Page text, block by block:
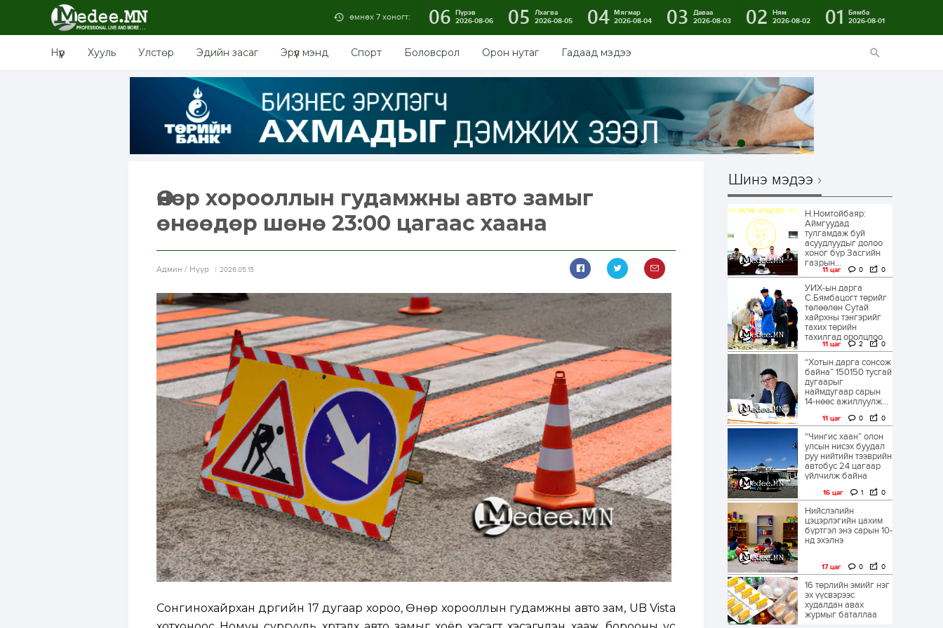
өмнөх 7 хоногт: 06 Пүрэв
2026-08-06
05
Лхагва
2026-08-05
04 Мягмар
2026-08-04
03
Даваа
2026-08-03
02
Ням
2026-08-02
01
Бямба
2026-08-01
Нүүр Хууль Улстөр Эдийн засаг Эрүүл мэнд Спорт Боловсрол Орон нутаг Гадаад мэдээ
Өнөр хорооллын гудамжны авто замыг
өнөөдөр шөнө 23:00 цагаас хаана
Aдмин / Нүүр 2026.05.15
Сонгинохайрхан дүүргийн 17 дугаар хороо, Өнөр хорооллын гудамжны авто зам, UB Vista
Шинэ мэдээ
Н.Номтойбаяр:
Аймгуудад
тулгамдаж буй
асуудлуудыг долоо
хоног бүр Засгийн
газрын...
11 цаг 0 0
УИХ-ын дарга
С.Бямбацогт төрийг
төлөөлөн Сутай
хайрхны тэнгэрийг
тахих төрийн
тахилгад оролцлоо
11 цаг 2 0
“Хотын дарга сонсож
байна” 150150 тусгай
дугаарыг
наймдугаар сарын
14-нөөс ажиллуулж...
11 цаг 0 0
“Чингис хаан” олон
улсын нисэх буудал
руу нийтийн тээврийн
автобус 24 цагаар
үйлчилж байна
16 цаг 1 0
Нийслэлийн
цэцэрлэгийн цахим
бүртгэл энэ сарын 10-
нд эхэлнэ
17 цаг 0 0
16 төрлийн эмийг нэг
эх үүсвэрээс
худалдан авах
журмыг баталлаа